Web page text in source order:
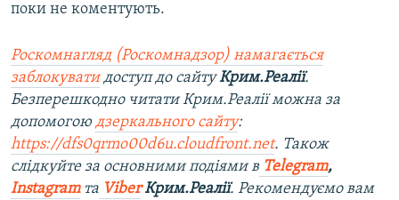
поки не коментують.
Роскомнагляд (Роскомнадзор) намагається
заблокуватидоступ до сайтуКрим.Реалії.
Безперешкодно читати Крим.Реалії можна за
допомогою дзеркального сайту:
https://dfs0qrmo00d6u.cloudfront.net. Також
слідкуйте за основними подіями в Telegram,
Instagramта ViberКрим.Реалії. Рекомендуємо вам